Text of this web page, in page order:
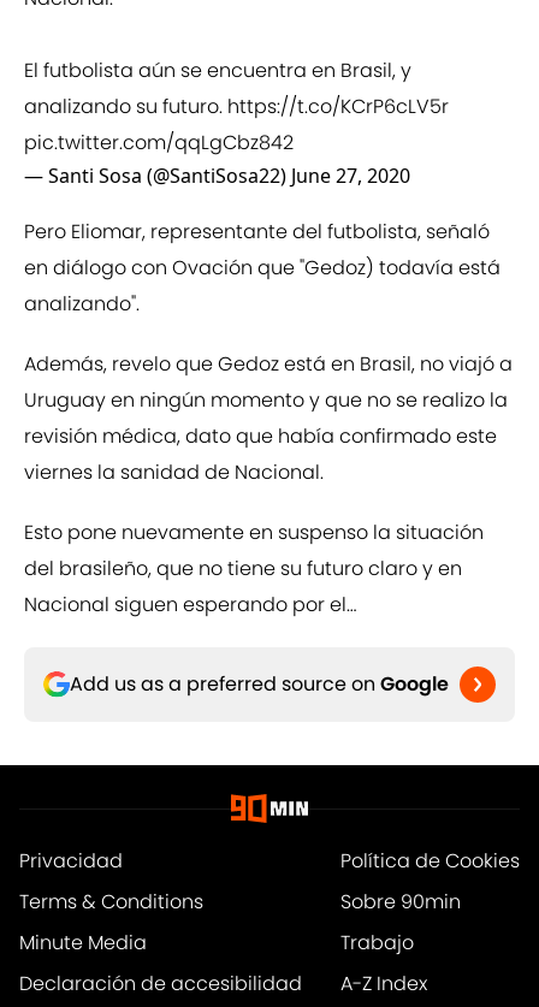
El futbolista aún se encuentra en Brasil, y
analizando su futuro. https://t.co/KCrP6cLV5r
pic.twitter.com/qqLgCbz842
— Santi Sosa (@SantiSosa22) June 27, 2020
Pero Eliomar, representante del futbolista, señaló
en diálogo con Ovación que "Gedoz) todavía está
analizando".
Además, revelo que Gedoz está en Brasil, no viajó a
Uruguay en ningún momento y que no se realizo la
revisión médica, dato que había confirmado este
viernes la sanidad de Nacional.
Esto pone nuevamente en suspenso la situación
del brasileño, que no tiene su futuro claro y en
Nacional siguen esperando por el…
Add us as a preferred source on Google
Privacidad
Política de Cookies
Terms & Conditions
Sobre 90min
Minute Media
Trabajo
Declaración de accesibilidad
A-Z Index